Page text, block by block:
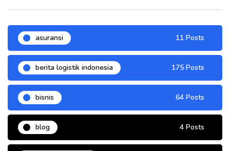
asuransi 11 Posts
berita logistik indonesia 175 Posts
bisnis 64 Posts
blog 4 Posts